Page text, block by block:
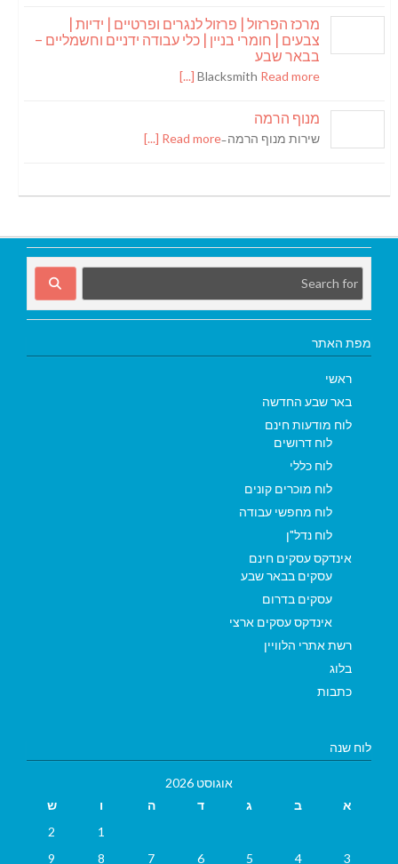
מרכז הפרזול | פרזול לנגרים ופרטיים | ידיות |
צבעים | חומרי בניין | כלי עבודה ידניים וחשמליים –
בבאר שבע
Blacksmith Read more [...]
מנוף הרמה
שירות מנוף הרמה ̵Read more [...]
מפת האתר
ראשי
באר שבע החדשה
לוח מודעות חינם
לוח דרושים
לוח כללי
לוח מוכרים קונים
לוח מחפשי עבודה
לוח נדל"ן
אינדקס עסקים חינם
עסקים בבאר שבע
עסקים בדרום
אינדקס עסקים ארצי
רשת אתרי הלוויין
בלוג
כתבות
לוח שנה
אוגוסט 2026
א
ב ג ד ה ו
ש
1
2
3
4
5
6
7
8
9